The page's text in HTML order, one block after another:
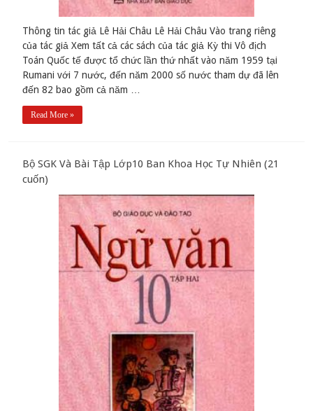
Thông tin tác giả Lê Hải Châu Lê Hải Châu Vào trang riêng
của tác giả Xem tất cả các sách của tác giả Kỳ thi Vô địch
Toán Quốc tế được tổ chức lần thứ nhất vào năm 1959 tại
Rumani với 7 nước, đến năm 2000 số nước tham dự đã lên
đến 82 bao gồm cả năm …
Read More »
Bộ SGK Và Bài Tập Lớp10 Ban Khoa Học Tự Nhiên (21
cuốn)